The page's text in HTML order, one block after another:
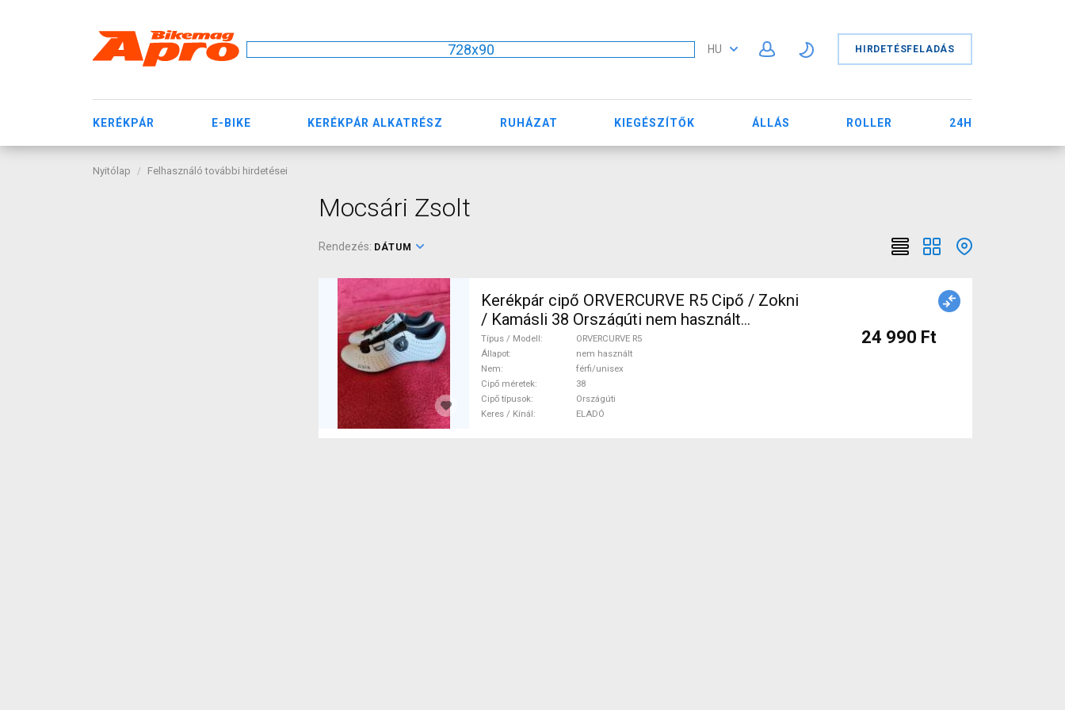
728x90 HU HIRDETÉSFELADÁS
KERÉKPÁR E-BIKE KERÉKPÁR ALKATRÉSZ RUHÁZAT KIEGÉSZÍTŐK ÁLLÁS ROLLER 24H
Nyitólap Felhasználó további hirdetései
Mocsári Zsolt
Rendezés: DÁTUM
Kerékpár cipő ORVERCURVE R5 Cipő / Zokni
/ Kamásli 38 Országúti nem használt
férfi/unisex ELADÓ
Típus / Modell
ORVERCURVE R5
Állapot
nem használt
Nem
férfi/unisex
Cipő méretek
38
Cipő típusok
Országúti
Keres / Kínál
ELADÓ
24 990 Ft